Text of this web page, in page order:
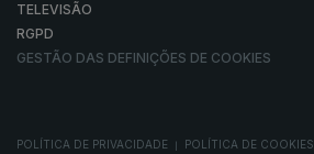
TELEVISÃO
RGPD
GESTÃO DAS DEFINIÇÕES DE COOKIES
POLÍTICA DE PRIVACIDADE POLÍTICA DE COOKIES